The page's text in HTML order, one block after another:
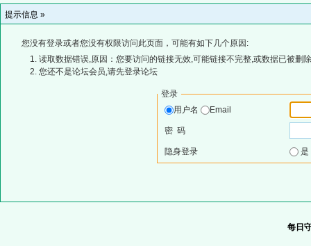
提示信息 »
您没有登录或者您没有权限访问此页面，可能有如下几个原因:
读取数据错误,原因：您要访问的链接无效,可能链接不完整,或数据已被删
您还不是论坛会员,请先登录论坛
登录
用户名
Email
密 码
隐身登录
每日